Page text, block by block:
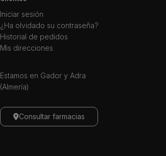
Iniciar sesión
¿Ha olvidado su contraseña?
Historial de pedidos
Mis direcciones
Estamos en Gador y Adra
(Almería)
Consultar farmacias